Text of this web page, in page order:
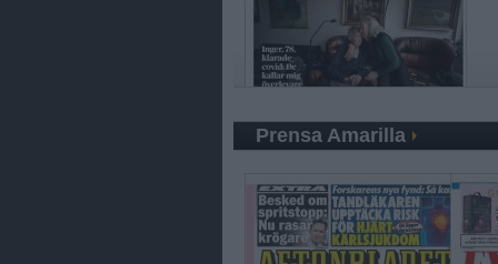
Prensa Amarilla